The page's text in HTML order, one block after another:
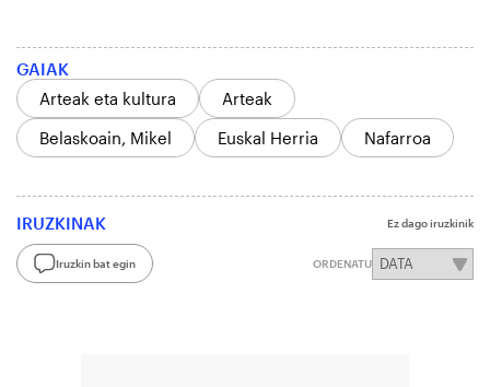
GAIAK
Arteak eta kultura
Arteak
Belaskoain, Mikel
Euskal Herria Nafarroa
IRUZKINAK Ez dago iruzkinik
Iruzkin bat egin ORDENATU